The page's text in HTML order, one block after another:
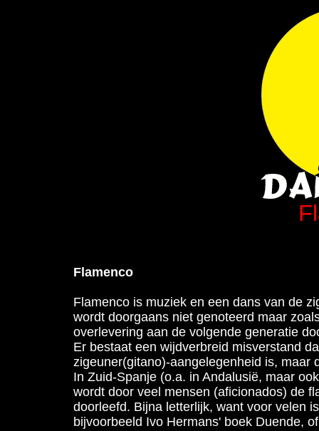
Flamenco
Flamenco is muziek en een dans van de
wordt doorgaans niet genoteerd maar
overlevering aan de volgende generatie
Er bestaat een wijdverbreid misverstand
zigeuner(gitano)-aangelegenheid is, maar
In Zuid-Spanje (o.a. in Andalusië, maar
wordt door veel mensen (aficionados) de
doorleefd. Bijna letterlijk, want voor velen
bijvoorbeeld Ivo Hermans' boek Duende,